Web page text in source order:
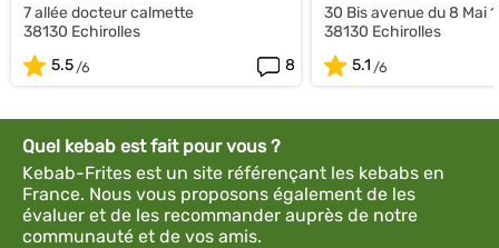
7 allée docteur calmette
38130 Echirolles
5.5
8
30 Bis avenue du 8 Mai
38130 Echirolles
5.1
Quel kebab est fait pour vous ?
Kebab-Frites est un site référençant les kebabs en
France. Nous vous proposons également de les
évaluer et de les recommander auprès de notre
communauté et de vos amis.